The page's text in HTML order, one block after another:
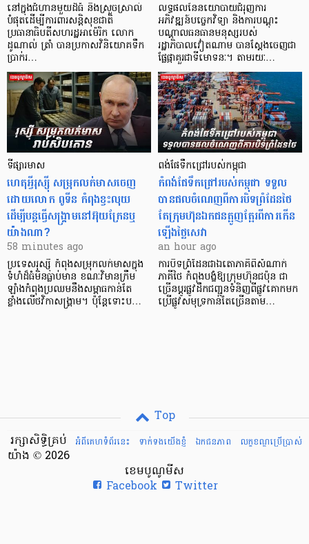
នៅក្នុងជំហានមួយដ៏ធំ និងស្រួចស្រាល់
បំផុតដើម្បីការពារសន្តិសុខជាតិ
ប្រធានាធិបតីសហរដ្ឋអាម៉េរិក លោក
ដូណាល់ ត្រាំ បានប្រកាសវិនិយោគទឹក
ប្រាក់រ…
លទ្ធផលនៃនយោបាយជំរុញការ
អភិវឌ្ឍន៍បច្ចេកវិទ្យា និងការបណ្តុះ
បណ្តាលធនធានមនុស្សរបស់
រដ្ឋាភិបាលវៀតណាម បានស្តែងចេញជា
ផ្លែផ្កាគួរជាទីមោទនៈ។ តាមរយៈ…
ទីផ្សារមាស
ហេតុអ្វីរុស្ស៊ី សម្រុកលក់មាសចេញ
ដោយលោក ពូទីន កំពុងខ្វះ​លុយ
ដើម្បីបន្តធ្វើសង្គ្រាមនៅអ៊ុយក្រែនឬ
យ៉ាងណា?
58 minutes ago
ប្រទេសរុស្ស៊ី កំពុងសម្រុក​លក់មាសក្នុង
ទំហំដ៏ធំមិនធ្លាប់​មាន ខណៈវិមានក្រឹម
ឡាំងកំពុងប្រឈមនឹង​សម្ពាធកាន់តែ
ខ្លាំងលើថវិកាសង្គ្រាម។ ប៉ុន្តែទោះប…
ពង់ផែទឹកជ្រៅរបស់កម្ពុជា
កំពង់ផែទឹកជ្រៅរបស់​កម្ពុជា ទទួល​
បាន​ផលចំណេញពីការបិទព្រំដែនថៃ
តែក្រុមហ៊ុនឯកជនត្អូញត្អែរពីការកើន
ឡើងថ្លៃសេវា
an hour ago
ការបិទព្រំដែនជាឯតោភាគីពីសំណាក់
ភាគីថៃ កំពុងបង្ខំឱ្យក្រុមហ៊ុនជប៉ុន ជា
ច្រើនប្តូរផ្លូវដឹកជញ្ជូនទំនិញពីផ្លូវគោកមក
ប្រើផ្លូវសមុទ្រកាន់តែច្រើនតាម…
Top
អំពីគេហទំព័រនេះ
ទាក់ទងយើងខ្ញំ ឯកជនភាព លក្ខខណ្ឌ​ប្រើ​ប្រាស់
រក្សាសិទ្ធិគ្រប់
យ៉ាង © 2026
ខេមបូណូមីស
Facebook
Twitter